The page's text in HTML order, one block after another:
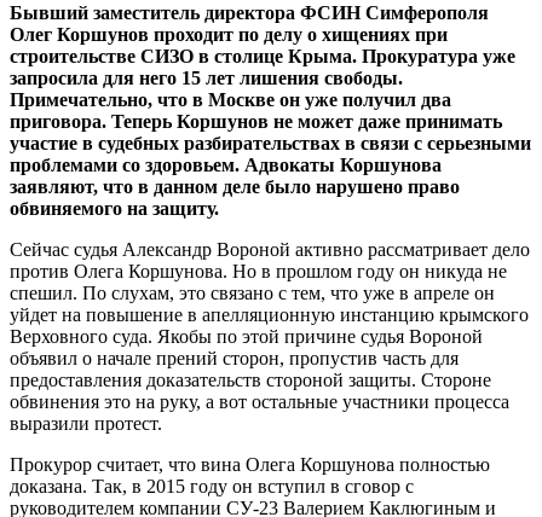
Бывший заместитель директора ФСИН Симферополя
Олег Коршунов проходит по делу о хищениях при
строительстве СИЗО в столице Крыма. Прокуратура уже
запросила для него 15 лет лишения свободы.
Примечательно, что в Москве он уже получил два
приговора. Теперь Коршунов не может даже принимать
участие в судебных разбирательствах в связи с серьезными
проблемами со здоровьем. Адвокаты Коршунова
заявляют, что в данном деле было нарушено право
обвиняемого на защиту.
Сейчас судья Александр Вороной активно рассматривает дело
против Олега Коршунова. Но в прошлом году он никуда не
спешил. По слухам, это связано с тем, что уже в апреле он
уйдет на повышение в апелляционную инстанцию крымского
Верховного суда. Якобы по этой причине судья Вороной
объявил о начале прений сторон, пропустив часть для
предоставления доказательств стороной защиты. Стороне
обвинения это на руку, а вот остальные участники процесса
выразили протест.
Прокурор считает, что вина Олега Коршунова полностью
доказана. Так, в 2015 году он вступил в сговор с
руководителем компании СУ-23 Валерием Каклюгиным и